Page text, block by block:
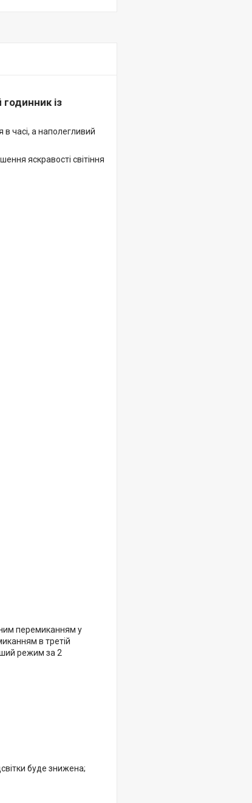
із
в часі, а наполегливий
яскравості світіння
перемиканням у
в третій
режим за 2
буде знижена;